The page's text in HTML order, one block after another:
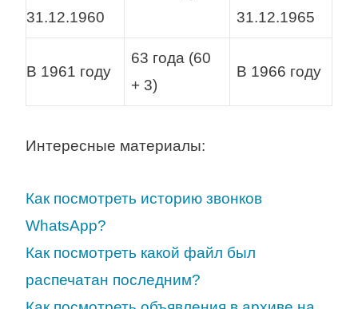
31.12.1960
31.12.1965
В 1961 году
63 года (60
+ 3)
В 1966 году
Интересные материалы:
Как посмотреть историю звонков
WhatsApp?
Как посмотреть какой файл был
распечатан последним?